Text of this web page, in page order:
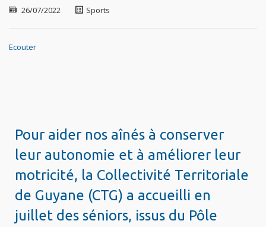
26/07/2022 Sports
Ecouter
Pour aider nos aînés à conserver
leur autonomie et à améliorer leur
motricité, la Collectivité Territoriale
de Guyane (CTG) a accueilli en
juillet des séniors, issus du Pôle